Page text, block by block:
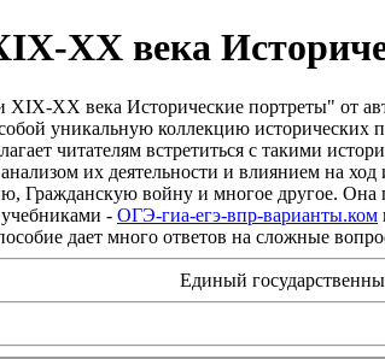
XX века
XX века Исторические портреты" от
уникальную коллекцию исторических
читателям встретиться с такими
их деятельности и влиянием на
Гражданскую войну и многое другое.
- ОГЭ-гиа-егэ-впр-варианты.ком
дает много ответов на сложные
Единый